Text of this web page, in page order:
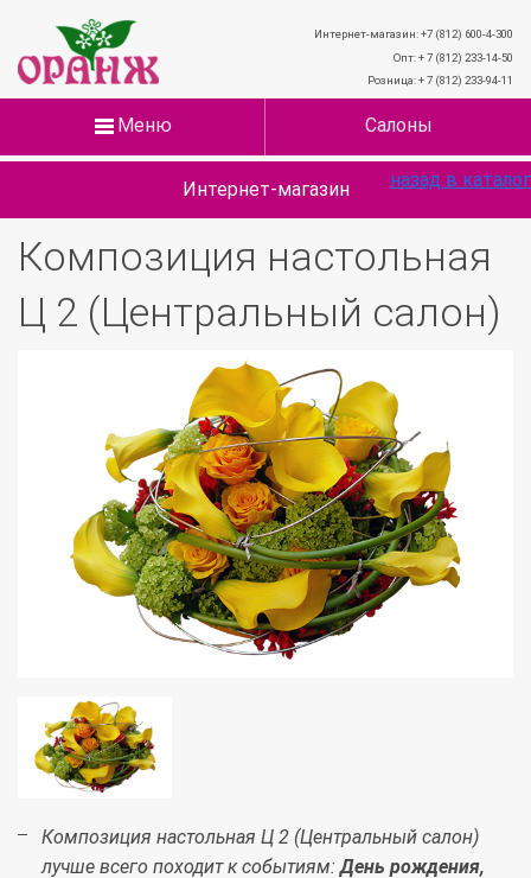
Интернет-магазин: +7 (812) 600-4-300
Опт: + 7 (812) 233-14-50
Розница: + 7 (812) 233-94-11
Меню Салоны
Интернет-магазин
Композиция настольная
Ц 2 (Центральный салон)
назад в каталог
Композиция настольная Ц 2 (Центральный салон)
лучше всего походит к событиям:День рождения,